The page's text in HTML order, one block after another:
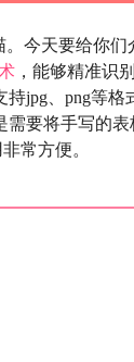
。今天要给你
，能够精准识
jpg、png等
要将手写的
常方便。